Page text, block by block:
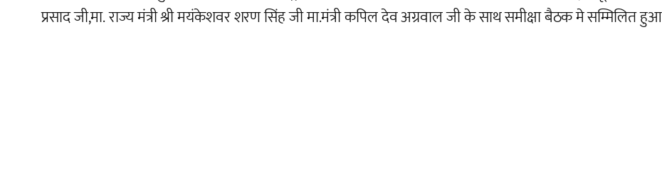
प्रसाद जी,मा. राज्य मंत्री श्री मयंकेशवर शरण सिंह जी मा.मंत्री कपिल देव अग्रवाल जी के साथ समीक्षा बैठक मे सम्मिलित